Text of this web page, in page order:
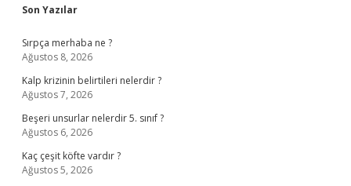
Sidebar
Son Yazılar
Sırpça merhaba ne ?
Ağustos 8, 2026
Kalp krizinin belirtileri nelerdir ?
Ağustos 7, 2026
Beşeri unsurlar nelerdir 5. sınıf ?
Ağustos 6, 2026
Kaç çeşit köfte vardır ?
Ağustos 5, 2026